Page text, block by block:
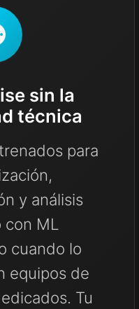
sin la
técnica
para
y análisis
con ML
cuando lo
equipos de
Tu